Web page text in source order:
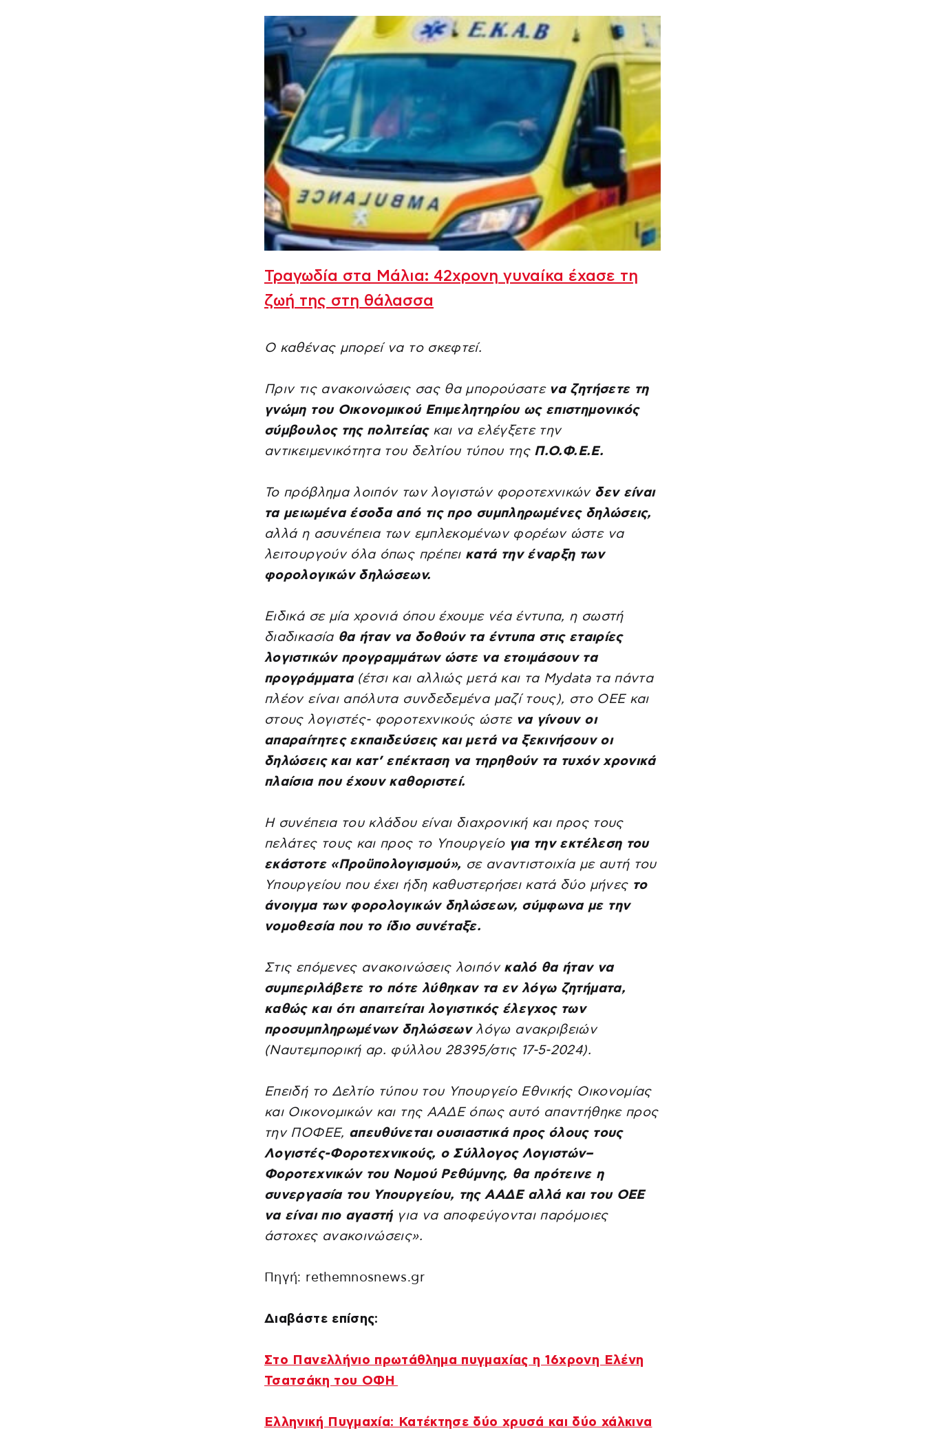
Τραγωδία στα Μάλια: 42χρονη γυναίκα έχασε τη
ζωή της στη θάλασσα
Ο καθένας μπορεί να το σκεφτεί.
Πριν τις ανακοινώσεις σας θα μπορούσατενα ζητήσετε τη
γνώμη του Οικονομικού Επιμελητηρίου ως επιστημονικός
σύμβουλος της πολιτείαςκαι να ελέγξετε την
αντικειμενικότητα του δελτίου τύπου τηςΠ.Ο.Φ.Ε.Ε.
Το πρόβλημα λοιπόν των λογιστών φοροτεχνικών δεν είναι
τα μειωμένα έσοδα από τις προ συμπληρωμένες δηλώσεις,
αλλά η ασυνέπεια των εμπλεκομένων φορέων ώστε να
λειτουργούν όλα όπως πρέπει κατά την έναρξη των
φορολογικών δηλώσεων.
Ειδικά σε μία χρονιά όπου έχουμε νέα έντυπα, η σωστή
διαδικασίαθα ήταν να δοθούν τα έντυπα στις εταιρίες
λογιστικών προγραμμάτων ώστε να ετοιμάσουν τα
προγράμματα(έτσι και αλλιώς μετά και τα Mydata τα πάντα
πλέον είναι απόλυτα συνδεδεμένα μαζί τους), στο ΟΕΕ και
στους λογιστές- φοροτεχνικούς ώστε να γίνουν οι
απαραίτητες εκπαιδεύσεις και μετά να ξεκινήσουν οι
δηλώσεις και κατ’ επέκταση να τηρηθούν τα τυχόν χρονικά
πλαίσια που έχουν καθοριστεί.
Η συνέπεια του κλάδου είναι διαχρονική και προς τους
πελάτες τους και προς το Υπουργείο για την εκτέλεση του
εκάστοτε «Προϋπολογισμού», σε αναντιστοιχία με αυτή του
Υπουργείου που έχει ήδη καθυστερήσει κατά δύο μήνες το
άνοιγμα των φορολογικών δηλώσεων, σύμφωνα με την
νομοθεσία που το ίδιο συνέταξε.
Στις επόμενες ανακοινώσεις λοιπόνκαλό θα ήταν να
συμπεριλάβετε το πότε λύθηκαν τα εν λόγω ζητήματα,
καθώς και ότι απαιτείται λογιστικός έλεγχος των
προσυμπληρωμένων δηλώσεωνλόγω ανακριβειών
(Ναυτεμπορική αρ. φύλλου 28395/στις 17-5-2024).
Επειδή το Δελτίο τύπου του Υπουργείο Εθνικής Οικονομίας
και Οικονομικών και της ΑΑΔΕ όπως αυτό απαντήθηκε προς
την ΠΟΦΕΕ, απευθύνεται ουσιαστικά προς όλους τους
Λογιστές-Φοροτεχνικούς, ο Σύλλογος Λογιστών–
Φοροτεχνικών του Νομού Ρεθύμνης, θα πρότεινε η
συνεργασία του Υπουργείου, της ΑΑΔΕ αλλά και του ΟΕΕ
να είναι πιο αγαστήγια να αποφεύγονται παρόμοιες
άστοχες ανακοινώσεις».
Πηγή: rethemnosnews.gr
Διαβάστε επίσης:
Στο Πανελλήνιο πρωτάθλημα πυγμαχίας η 16χρονη Ελένη
Τσατσάκη του ΟΦΗ
Ελληνική Πυγμαχία: Κατέκτησε δύο χρυσά και δύο χάλκινα